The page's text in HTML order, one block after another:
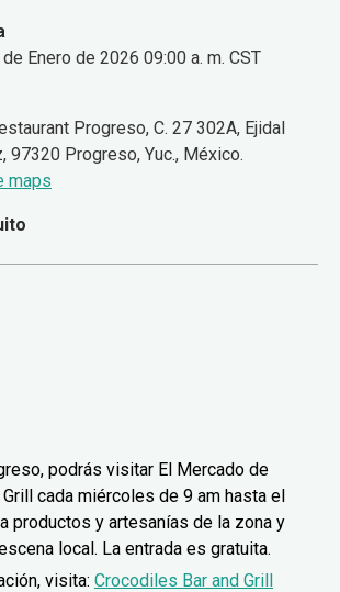
Enero de 2026 09:00 a. m. CST
Progreso, C. 27 302A, Ejidal
97320 Progreso, Yuc., México.
maps
podrás visitar El Mercado de
cada miércoles de 9 am hasta el
productos y artesanías de la zona y
local. La entrada es gratuita.
visita: Crocodiles Bar and Grill